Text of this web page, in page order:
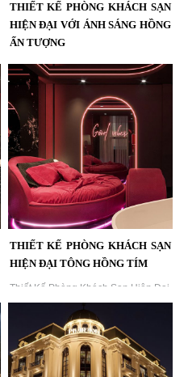
THIẾT KẾ PHÒNG KHÁCH SẠN
HIỆN ĐẠI VỚI ÁNH SÁNG HỒNG
ẤN TƯỢNG
Thiết Kế Phòng Khách Sạn Hiện Đại
Với Ánh Sáng Hồng Ấn Tượng | KTV
GROUP...
THIẾT KẾ PHÒNG KHÁCH SẠN
HIỆN ĐẠI TÔNG HỒNG TÍM
Thiết Kế Phòng Khách Sạn Hiện Đại
Tông Hồng Tím | KTV Group...